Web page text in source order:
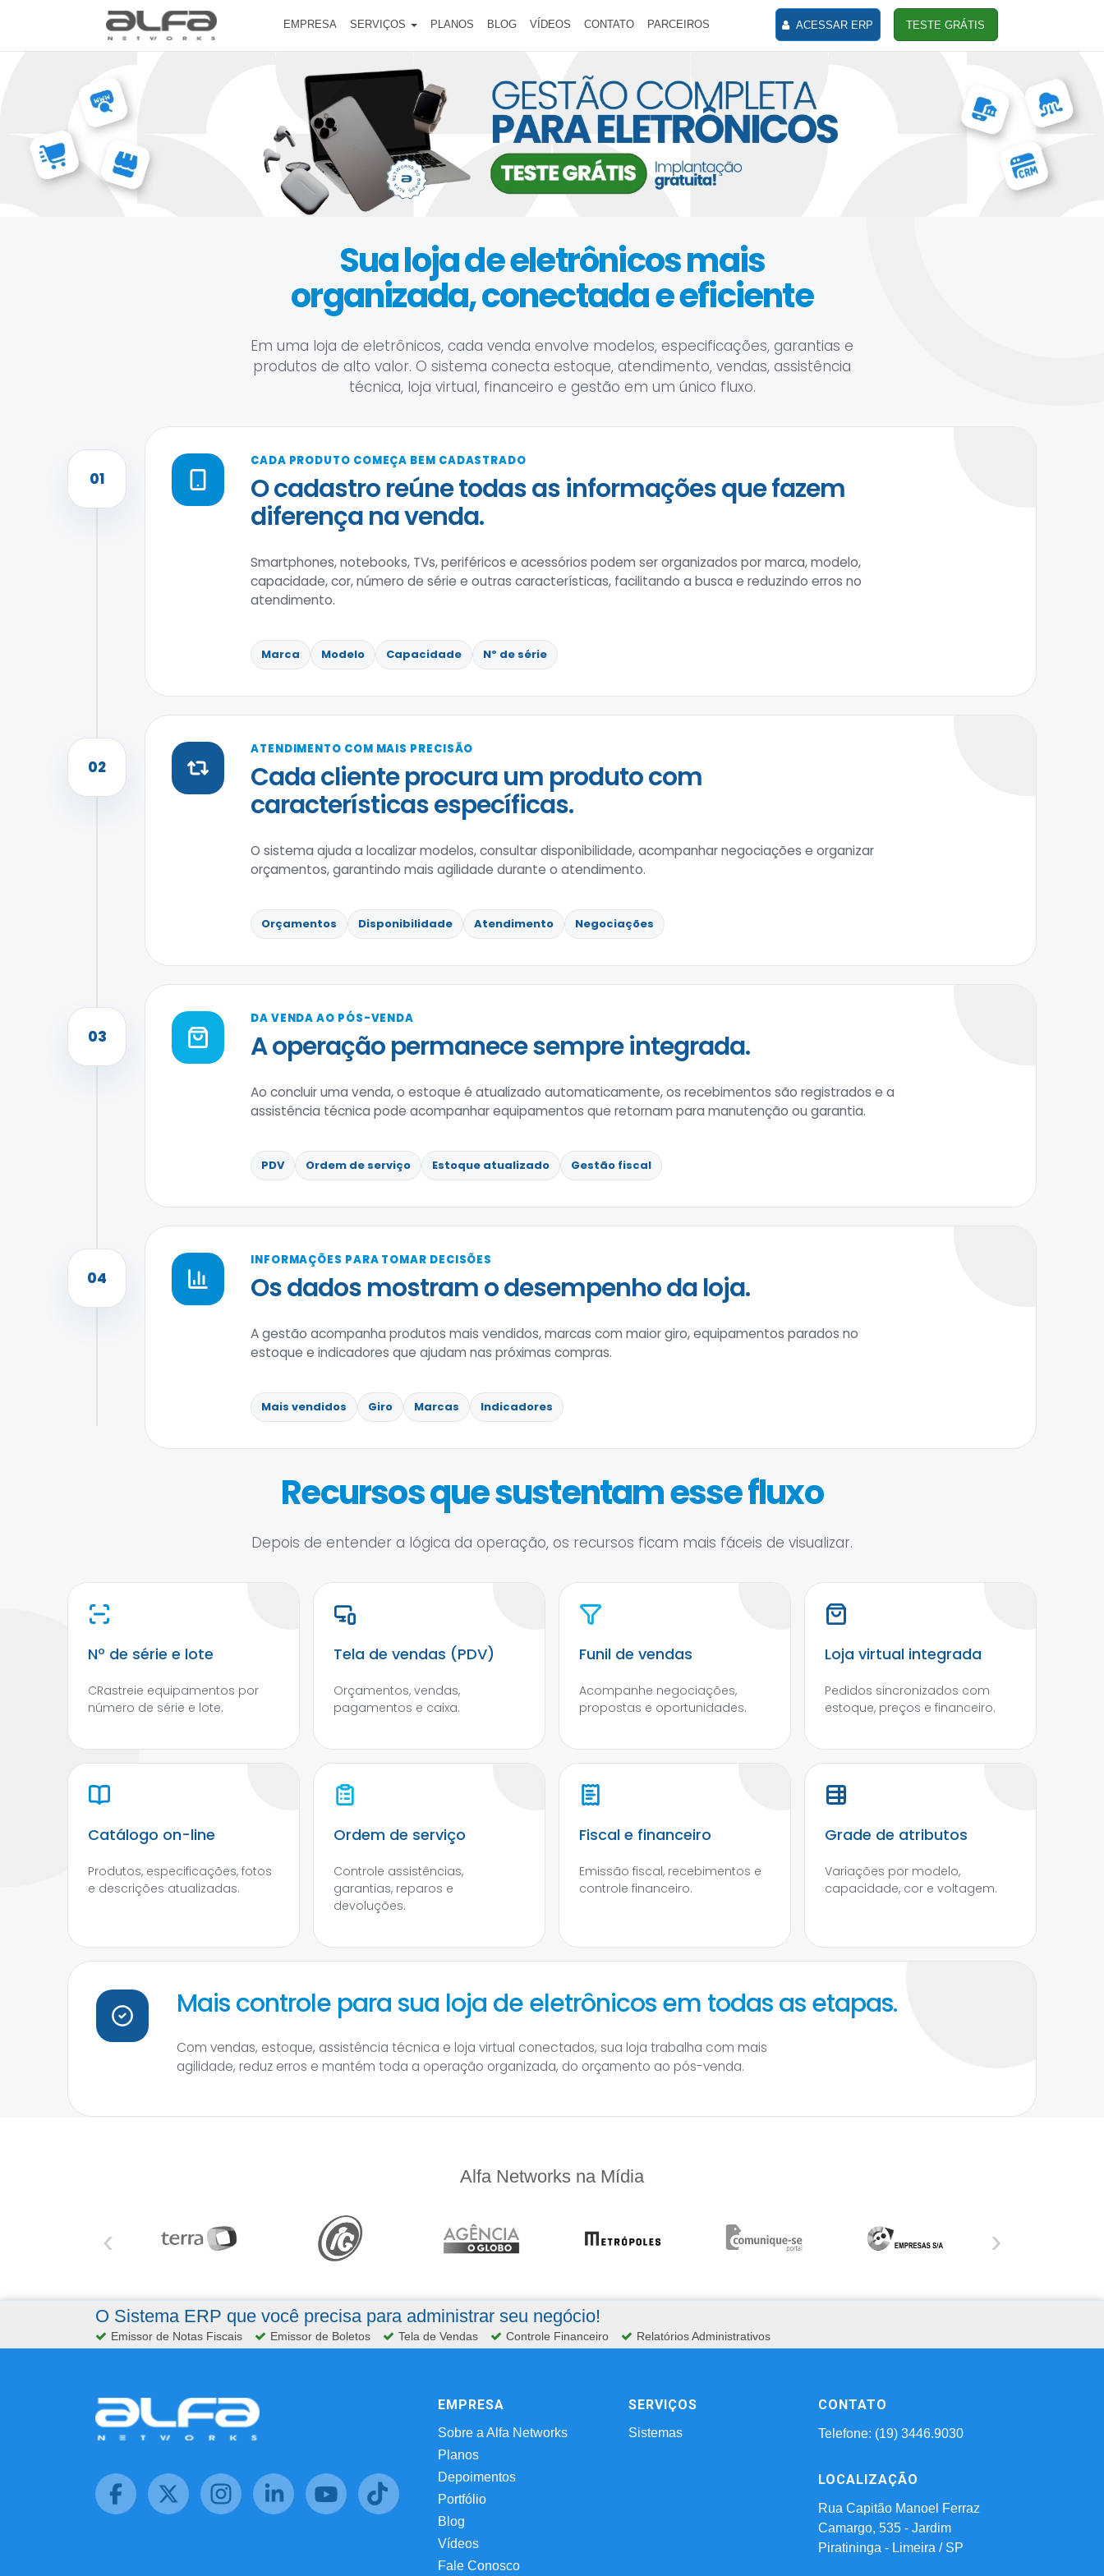
EMPRESA SERVIÇOS PLANOS BLOG VÍDEOS CONTATO PARCEIROS ACESSAR ERP TESTE GRÁTIS
Sua loja de eletrônicos mais
organizada, conectada e eficiente
Em uma loja de eletrônicos, cada venda envolve modelos, especificações, garantias e
produtos de alto valor. O sistema conecta estoque, atendimento, vendas, assistência
técnica, loja virtual, financeiro e gestão em um único fluxo.
01
CADA PRODUTO COMEÇA BEM CADASTRADO
O cadastro reúne todas as informações que fazem
diferença na venda.
Smartphones, notebooks, TVs, periféricos e acessórios podem ser organizados por marca, modelo,
capacidade, cor, número de série e outras características, facilitando a busca e reduzindo erros no
atendimento.
Marca Modelo Capacidade Nº de série
02
ATENDIMENTO COM MAIS PRECISÃO
Cada cliente procura um produto com
características específicas.
O sistema ajuda a localizar modelos, consultar disponibilidade, acompanhar negociações e organizar
orçamentos, garantindo mais agilidade durante o atendimento.
Orçamentos Disponibilidade Atendimento Negociações
03
DA VENDA AO PÓS-VENDA
A operação permanece sempre integrada.
Ao concluir uma venda, o estoque é atualizado automaticamente, os recebimentos são registrados e a
assistência técnica pode acompanhar equipamentos que retornam para manutenção ou garantia.
PDV Ordem de serviço Estoque atualizado Gestão fiscal
04
INFORMAÇÕES PARA TOMAR DECISÕES
Os dados mostram o desempenho da loja.
A gestão acompanha produtos mais vendidos, marcas com maior giro, equipamentos parados no
estoque e indicadores que ajudam nas próximas compras.
Mais vendidos Giro Marcas Indicadores
Recursos que sustentam esse fluxo
Depois de entender a lógica da operação, os recursos ficam mais fáceis de visualizar.
Nº de série e lote
CRastreie equipamentos por
número de série e lote.
Tela de vendas (PDV)
Orçamentos, vendas,
pagamentos e caixa.
Funil de vendas
Acompanhe negociações,
propostas e oportunidades.
Loja virtual integrada
Pedidos sincronizados com
estoque, preços e financeiro.
Catálogo on-line
Produtos, especificações, fotos
e descrições atualizadas.
Ordem de serviço
Controle assistências,
garantias, reparos e
devoluções.
Fiscal e financeiro
Emissão fiscal, recebimentos e
controle financeiro.
Grade de atributos
Variações por modelo,
capacidade, cor e voltagem.
Mais controle para sua loja de eletrônicos em todas as etapas.
Com vendas, estoque, assistência técnica e loja virtual conectados, sua loja trabalha com mais
agilidade, reduz erros e mantém toda a operação organizada, do orçamento ao pós-venda.
Alfa Networks na Mídia
‹ ›
O Sistema ERP que você precisa para administrar seu negócio!
Emissor de Notas Fiscais Emissor de Boletos Tela de Vendas Controle Financeiro Relatórios Administrativos
EMPRESA
Sobre a Alfa Networks
Planos
Depoimentos
Portfólio
Blog
Vídeos
Fale Conosco
SERVIÇOS
Sistemas
CONTATO
Telefone: (19) 3446.9030
LOCALIZAÇÃO
Rua Capitão Manoel Ferraz
Camargo, 535 - Jardim
Piratininga - Limeira / SP